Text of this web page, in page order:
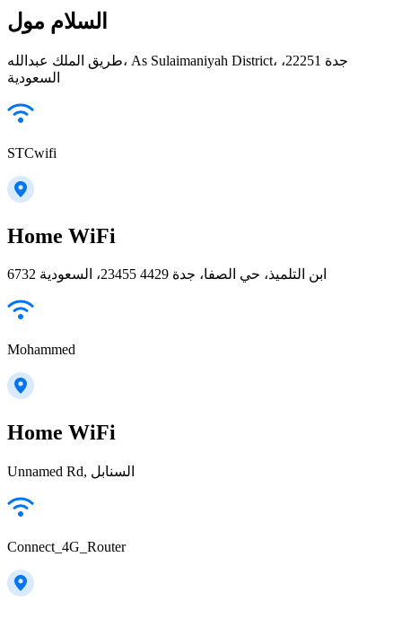
السلام مول
طريق الملك عبدالله، As Sulaimaniyah District، جدة 22251،
السعودية
STCwifi
Home WiFi
6732 ابن التلميذ، حي الصفا، جدة 23455 4429، السعودية
Mohammed
Home WiFi
Unnamed Rd, السنابل
Connect_4G_Router